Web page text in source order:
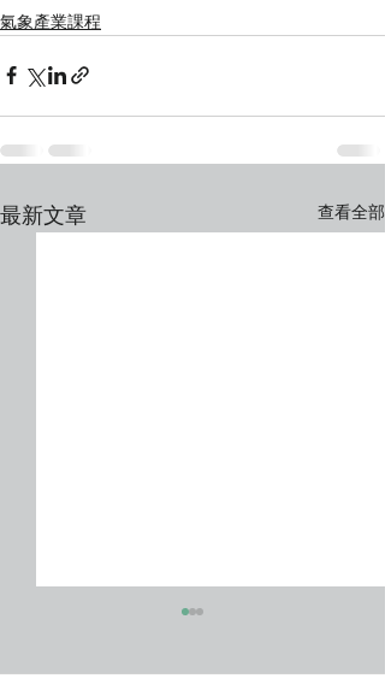
氣象產業課程
最新文章 查看全部